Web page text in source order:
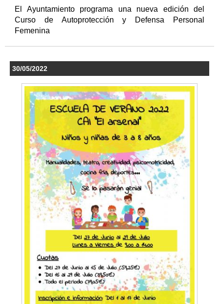
El Ayuntamiento programa una nueva edición del
Curso de Autoprotección y Defensa Personal
Femenina
30/05/2022